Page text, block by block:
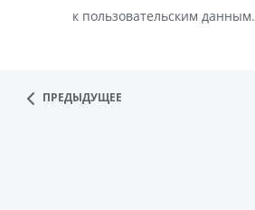
к пользовательским данным.
ПРЕДЫДУЩЕЕ